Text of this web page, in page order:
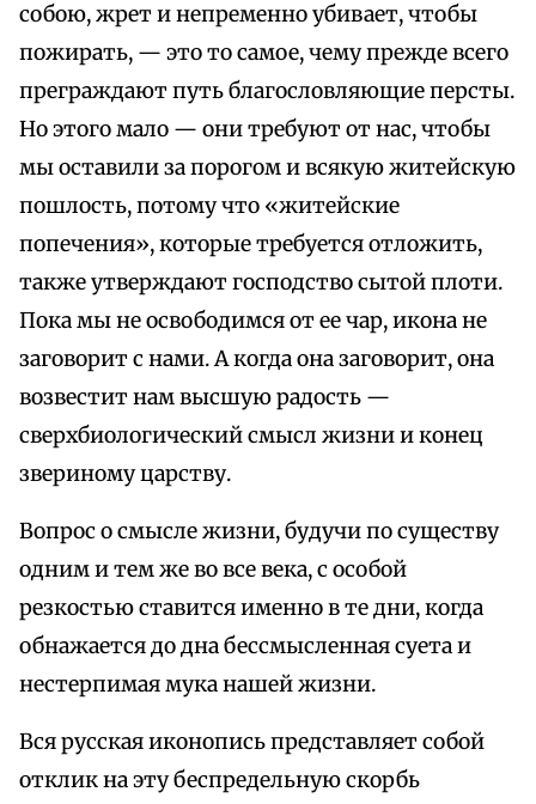
собою, жрет и непременно убивает, чтобы
пожирать, — это то самое, чему прежде всего
преграждают путь благословляющие персты.
Но этого мало — они требуют от нас, чтобы
мы оставили за порогом и всякую житейскую
пошлость, потому что «житейские
попечения», которые требуется отложить,
также утверждают господство сытой плоти.
Пока мы не освободимся от ее чар, икона не
заговорит с нами. А когда она заговорит, она
возвестит нам высшую радость —
сверхбиологический смысл жизни и конец
звериному царству.
Вопрос о смысле жизни, будучи по существу
одним и тем же во все века, с особой
резкостью ставится именно в те дни, когда
обнажается до дна бессмысленная суета и
нестерпимая мука нашей жизни.
Вся русская иконопись представляет собой
отклик на эту беспредельную скорбь